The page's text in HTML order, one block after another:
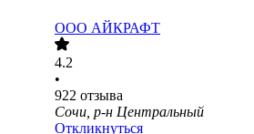
ООО АЙКРАФТ
4.2
•
922 отзыва
Сочи, р-н Центральный
Откликнуться